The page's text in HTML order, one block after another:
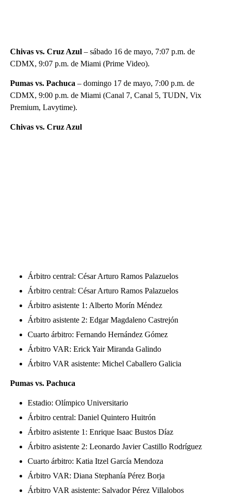
Chivas vs. Cruz Azul – sábado 16 de mayo, 7:07 p.m. de
CDMX, 9:07 p.m. de Miami (Prime Video).
Pumas vs. Pachuca – domingo 17 de mayo, 7:00 p.m. de
CDMX, 9:00 p.m. de Miami (Canal 7, Canal 5, TUDN, Vix
Premium, Lavytime).
Chivas vs. Cruz Azul
Árbitro central: César Arturo Ramos Palazuelos
Árbitro central: César Arturo Ramos Palazuelos
Árbitro asistente 1: Alberto Morín Méndez
Árbitro asistente 2: Edgar Magdaleno Castrejón
Cuarto árbitro: Fernando Hernández Gómez
Árbitro VAR: Erick Yair Miranda Galindo
Árbitro VAR asistente: Michel Caballero Galicia
Pumas vs. Pachuca
Estadio: Olímpico Universitario
Árbitro central: Daniel Quintero Huitrón
Árbitro asistente 1: Enrique Isaac Bustos Díaz
Árbitro asistente 2: Leonardo Javier Castillo Rodríguez
Cuarto árbitro: Katia Itzel García Mendoza
Árbitro VAR: Diana Stephanía Pérez Borja
Árbitro VAR asistente: Salvador Pérez Villalobos